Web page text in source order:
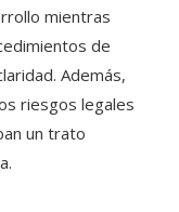
mientras
de
Además,
riesgos legales
un trato